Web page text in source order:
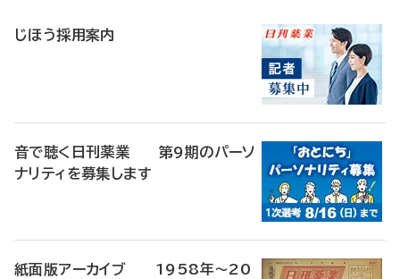
じほう採用案内
音で聴く日刊薬業 第9期のパーソ
ナリティを募集します
紙面版アーカイブ 1958年～20